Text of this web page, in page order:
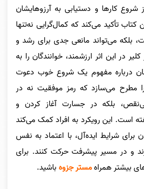
شروع کارها و دستیابی به آرزوهایشان
تأکید می‌کند که کمال‌گرایی نه‌تنها
بلکه می‌تواند مانعی جدی برای رشد و
در این اثر ارزشمند، خوانندگان را به
درباره مفهوم یک شروع خوب دعوت
مطرح می‌سازد که رمز موفقیت نه در
بلکه در جسارت آغاز کردن و
است. این رویکرد به افراد کمک می‌کند
برای شرایط ایده‌آل، با اعتماد به نفس
و در مسیر پیشرفت حرکت کنند. برای
بیشتر همراهمستر جزوهباشید.